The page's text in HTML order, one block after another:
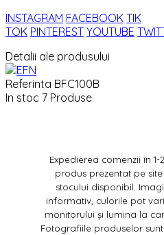
INSTAGRAM FACEBOOK TIK
TOK PINTEREST YOUTUBE
Detalii ale produsului
Referinta BFC100B
In stoc 7 Produse
Expedierea comenzii în
produs prezentat pe
stocului disponibil.
informativ, culorile pot
monitorului și lumina la
Fotografiile produselor